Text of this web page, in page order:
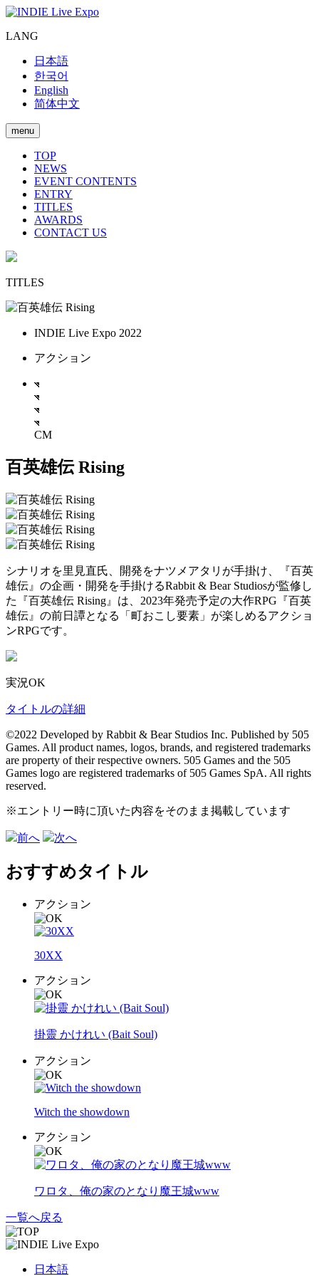
LANG
日本語
한국어
English
简体中文
menu
TOP
NEWS
EVENT CONTENTS
ENTRY
TITLES
AWARDS
CONTACT US
TITLES
INDIE Live Expo 2022
アクション
CM
百英雄伝 Rising
シナリオを里見直氏、開発をナツメアタリが手掛け、『百英
雄伝』の企画・開発を手掛けるRabbit & Bear Studiosが監修し
た『百英雄伝 Rising』は、2023年発売予定の大作RPG『百英
雄伝』の前日譚となる「町おこし要素」が楽しめるアクショ
ンRPGです。
実況OK
タイトルの詳細
©2022 Developed by Rabbit & Bear Studios Inc. Published by 505
Games. All product names, logos, brands, and registered trademarks
are property of their respective owners. 505 Games and the 505
Games logo are registered trademarks of 505 Games SpA. All rights
reserved.
※エントリー時に頂いた内容をそのまま掲載しています
前へ 次へ
おすすめタイトル
アクション
30XX
アクション
掛靈 かけれい (Bait Soul)
アクション
Witch the showdown
アクション
ワロタ、俺の家のとなり魔王城www​
一覧へ戻る
日本語